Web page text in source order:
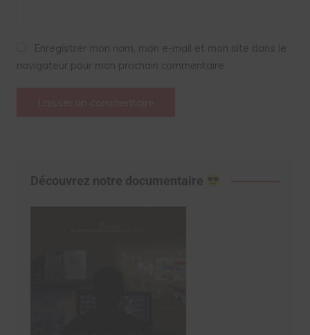
Enregistrer mon nom, mon e-mail et mon site dans le
navigateur pour mon prochain commentaire.
Découvrez notre documentaire